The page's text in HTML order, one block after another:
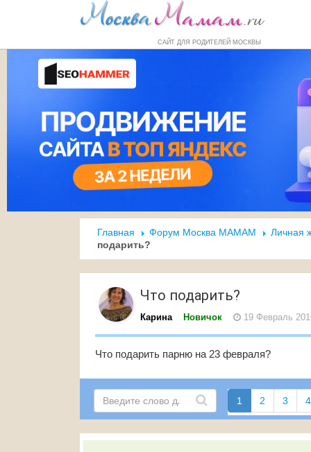
САЙТ ДЛЯ РОДИТЕЛЕЙ МОСКВЫ
Форум Маркет Справочник
Главная Форум Москва МАМАМ
Личная
подарить?
Что подарить?
Карина Новичок 19 Февраль
Что подарить парню на 23 февраля?
1 2 3 4